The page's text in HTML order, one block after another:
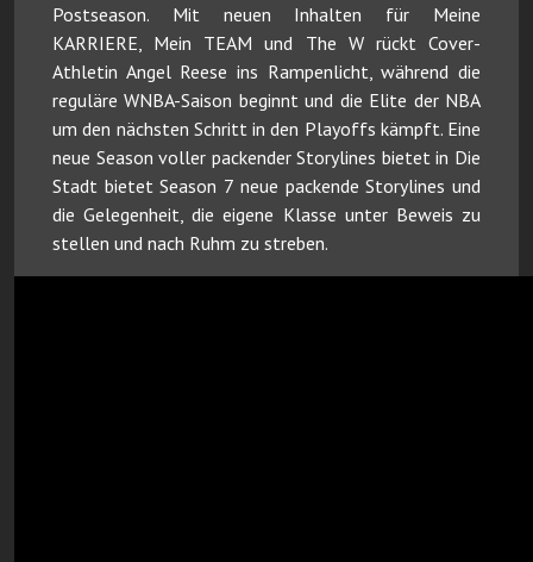
Postseason. Mit neuen Inhalten für Meine
KARRIERE, Mein TEAM und The W rückt Cover-
Athletin Angel Reese ins Rampenlicht, während die
reguläre WNBA-Saison beginnt und die Elite der NBA
um den nächsten Schritt in den Playoffs kämpft. Eine
neue Season voller packender Storylines bietet in Die
Stadt bietet Season 7 neue packende Storylines und
die Gelegenheit, die eigene Klasse unter Beweis zu
stellen und nach Ruhm zu streben.